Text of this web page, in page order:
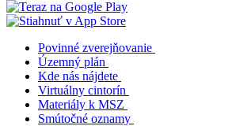
Povinné zverejňovanie
Územný plán
Kde nás nájdete
Virtuálny cintorín
Materiály k MSZ
Smútočné oznamy